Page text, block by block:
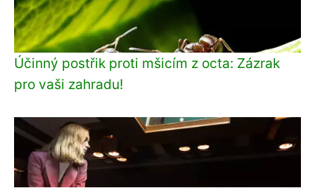
Účinný postřik proti mšicím z octa: Zázrak
pro vaši zahradu!